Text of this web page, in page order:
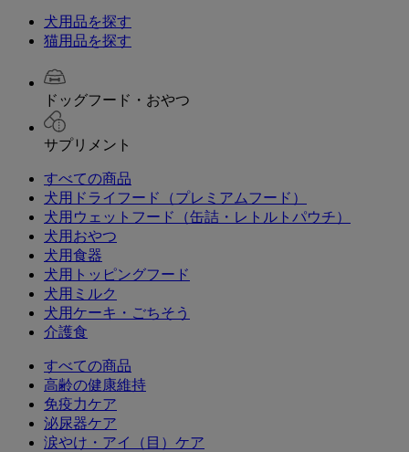
犬用品を探す
猫用品を探す
ドッグフード・おやつ
サプリメント
すべての商品
犬用ドライフード（プレミアムフード）
犬用ウェットフード（缶詰・レトルトパウチ）
犬用おやつ
犬用食器
犬用トッピングフード
犬用ミルク
犬用ケーキ・ごちそう
介護食
すべての商品
高齢の健康維持
免疫力ケア
泌尿器ケア
涙やけ・アイ（目）ケア